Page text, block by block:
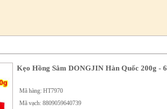
Kẹo Hồng Sâm DONGJIN Hàn Quốc 200g -
Mã hàng: HT7970
Mã vạch: 8809059640739